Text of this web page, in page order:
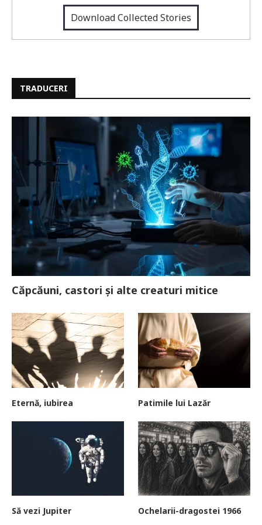
Download Collected Stories
TRADUCERI
Căpcăuni, castori și alte creaturi mitice
Eternă, iubirea Patimile lui Lazăr
Să vezi Jupiter Ochelarii-dragostei 1966